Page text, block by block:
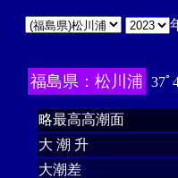
福島県：松川浦 37ﾟ
略最高高潮面
大 潮 升
大潮差